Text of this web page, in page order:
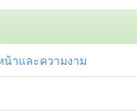
น้าและความงาม